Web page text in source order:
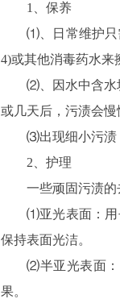
1、保养
⑴、日常维护只
4)或其他消毒药水来
⑵、因水中含水
或几天后，污渍会
⑶出现细小污渍
2、护理
一些顽固污渍
⑴亚光表面：用
保持表面光洁。
⑵半亚光表面：
果。